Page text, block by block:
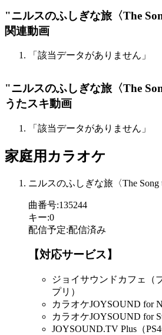
"ニルスのふしぎな旅〈The
関連動画
「該当データがありません」
"ニルスのふしぎな旅〈The
うたスキ動画
「該当データがありません」
家庭用カラオケ
ニルスのふしぎな旅〈The Song
曲番号:135244
キー:0
配信予定:配信済み
【対応サービス】
ジョイサウンドカフェ（
プリ）
カラオケJOYSOUND for
カラオケJOYSOUND for
JOYSOUND.TV Plus（